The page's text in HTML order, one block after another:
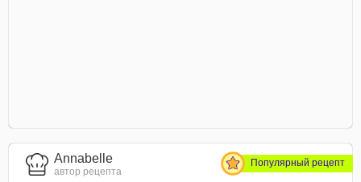
Annabelle
автор рецепта
Популярный рецепт